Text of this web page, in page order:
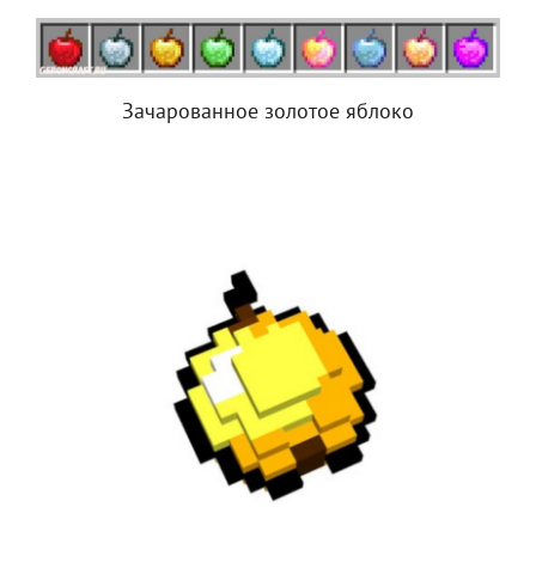
Зачарованное золотое яблоко